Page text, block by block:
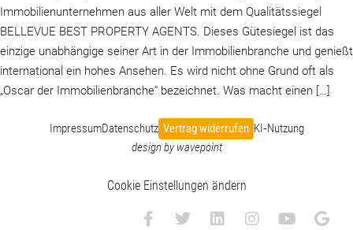
ImpressumDatenschutz Vertrag widerrufen KI‑Nutzung
design by wavepoint
Cookie Einstellungen ändern
Immobilienunternehmen aus aller Welt mit dem Qualitätssiegel
BELLEVUE BEST PROPERTY AGENTS. Dieses Gütesiegel ist das
einzige unabhängige seiner Art in der Immobilienbranche und genießt
international ein hohes Ansehen. Es wird nicht ohne Grund oft als
„Oscar der Immobilienbranche“ bezeichnet. Was macht einen […]